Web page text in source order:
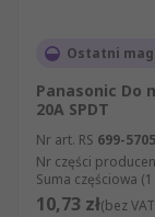
Ostatni
Panasonic Do
20A SPDT
Nr art. RS 699-5705
Nr części
Suma częściowa
10,73 zł(bez